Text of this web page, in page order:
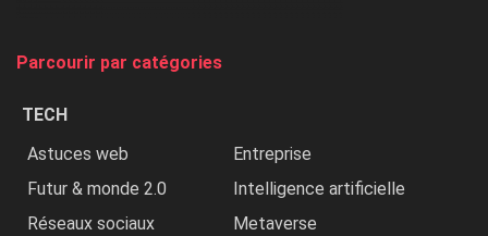
Parcourir par catégories
TECH
Astuces web
Entreprise
Futur & monde 2.0
Intelligence artificielle
Réseaux sociaux
Metaverse